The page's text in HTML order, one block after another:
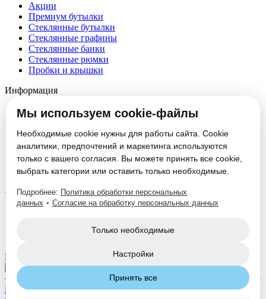
Акции
Премиум бутылки
Стеклянные бутылки
Стеклянные графины
Стеклянные банки
Стеклянные рюмки
Пробки и крышки
Информация
О компании
Новости
Блог
Вакансии
Контакты
Настроить cookie
Услуги
Изготовление формокомплектов
Мы в соцсетях:
Политика конфиденциальностиСогласие на обработку
Мы используем cookie-файлы
Необходимые cookie нужны для работы сайта. Cookie
аналитики, предпочтений и маркетинга используются
только с вашего согласия. Вы можете принять все cookie,
выбрать категории или оставить только необходимые.
Подробнее: Политика обработки персональных
данных • Согласие на обработку персональных данных
Только необходимые
Настройки
Принять все